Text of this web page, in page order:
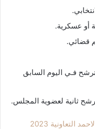
أو عسكرية.
قضائي.
فـي اليوم السابق
ثانية لعضوية المجلس.
نتائج انتخابات جمعية صباح الاحمد التعاونية 2023